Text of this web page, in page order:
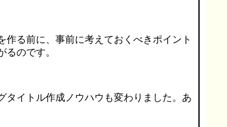
る前に、事前に考えておくべきポイント
のです。
タイトル作成ノウハウも変わりました。あ